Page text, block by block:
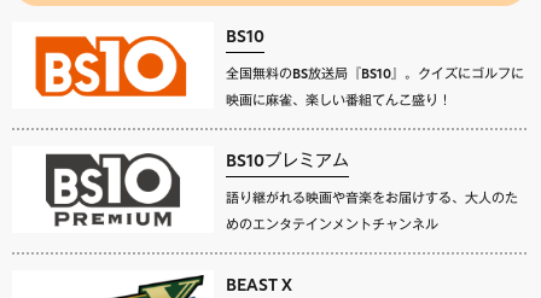
BS10
全国無料のBS放送局『BS10』。クイズにゴルフに
映画に麻雀、楽しい番組てんこ盛り！
BS10プレミアム
語り継がれる映画や音楽をお届けする、大人のた
めのエンタテインメントチャンネル
BEAST X